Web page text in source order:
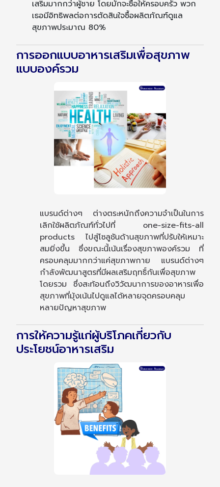
เสริมมากกว่าผู้ชาย โดยมักจะซื้อให้ครอบครัว พวก
เธอมีอิทธิพลต่อการตัดสินใจซื้อผลิตภัณฑ์ดูแล
สุขภาพประมาณ 80%
การออกแบบอาหารเสริมเพื่อสุขภาพ
แบบองค์รวม
แบรนด์ต่างๆ ต่างตระหนักถึงความจำเป็นในการ
เลิกใช้ผลิตภัณฑ์ทั่วไปที่ one-size-fits-all
products ไปสู่โซลูชันด้านสุขภาพที่ปรับให้เหมาะ
สมยิ่งขึ้น ซึ่งขณะนี้เน้นเรื่องสุขภาพองค์รวม ที่
ครอบคลุมมากกว่าแค่สุขภาพกาย แบรนด์ต่างๆ
กำลังพัฒนาสูตรที่มีผลเสริมฤทธิ์กันเพื่อสุขภาพ
โดยรวม ซึ่งสะท้อนถึงวิวัฒนาการของอาหารเพื่อ
สุขภาพที่มุ้งเน้นไปดูแลได้หลายจุดครอบคลุม
หลายปัญหาสุขภาพ
การให้ความรู้แก่ผู้บริโภคเกี่ยวกับ
ประโยชน์อาหารเสริม